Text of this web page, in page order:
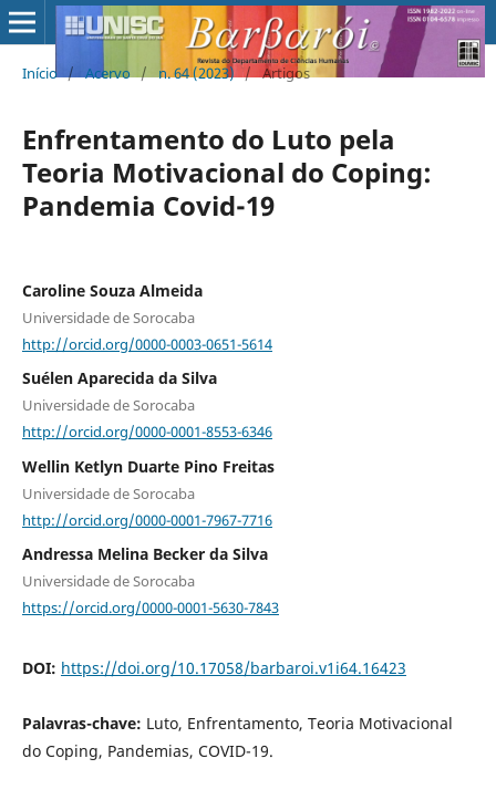
Início / Acervo / n. 64 (2023) / Artigos
Enfrentamento do Luto pela
Teoria Motivacional do Coping:
Pandemia Covid-19
Caroline Souza Almeida
Universidade de Sorocaba
http://orcid.org/0000-0003-0651-5614
Suélen Aparecida da Silva
Universidade de Sorocaba
http://orcid.org/0000-0001-8553-6346
Wellin Ketlyn Duarte Pino Freitas
Universidade de Sorocaba
http://orcid.org/0000-0001-7967-7716
Andressa Melina Becker da Silva
Universidade de Sorocaba
https://orcid.org/0000-0001-5630-7843
DOI: https://doi.org/10.17058/barbaroi.v1i64.16423
Palavras-chave: Luto, Enfrentamento, Teoria Motivacional
do Coping, Pandemias, COVID-19.